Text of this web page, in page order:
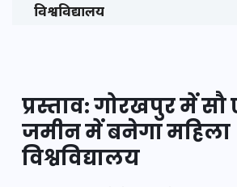
विश्वविद्यालय
प्रस्ताव: गोरखपुर में
जमीन में बनेगा महिला
विश्वविद्यालय